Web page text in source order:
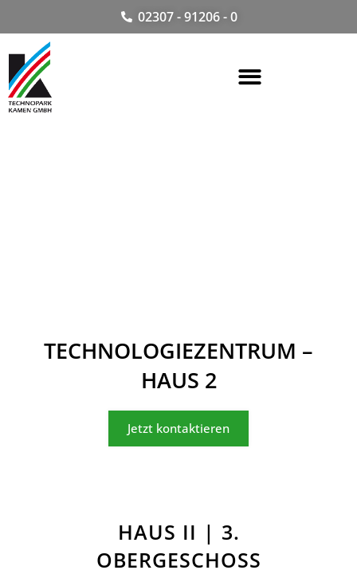
02307 - 91206 - 0
TECHNOLOGIEZENTRUM –
HAUS 2
Jetzt kontaktieren
HAUS II | 3.
OBERGESCHOSS